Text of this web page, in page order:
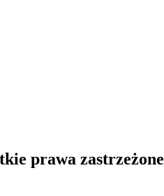
prawa zastrzeżone